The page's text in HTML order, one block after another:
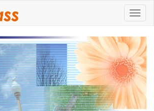
ナ
ビ
ゲ
ー
シ
ョ
ン